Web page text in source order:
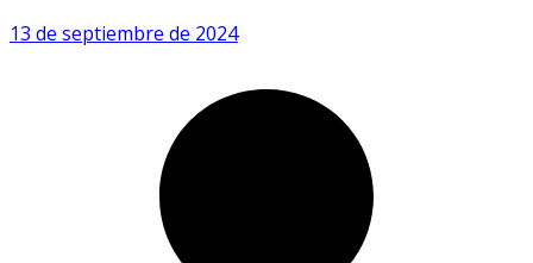
13 de septiembre de 2024